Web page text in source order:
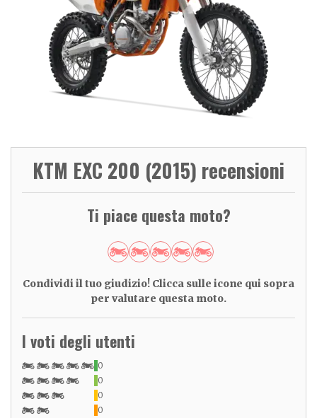
KTM EXC 200 (2015) recensioni
Ti piace questa moto?
Condividi il tuo giudizio! Clicca sulle icone qui sopra
per valutare questa moto.
I voti degli utenti
0
0
0
0